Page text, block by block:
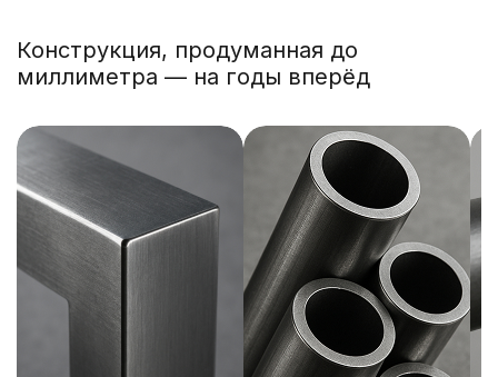
Конструкция, продуманная до
миллиметра — на годы вперёд